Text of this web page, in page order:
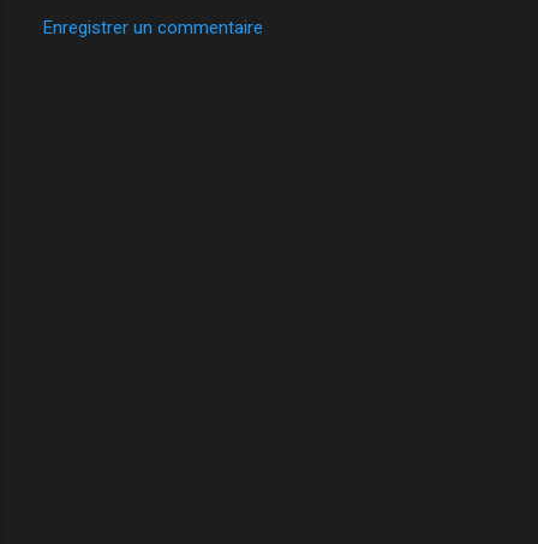
Enregistrer un commentaire